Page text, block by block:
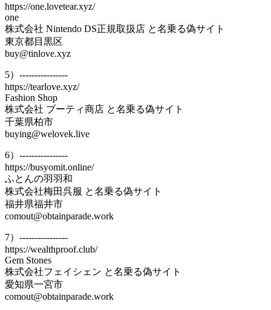
https://one.lovetear.xyz/
one
株式会社 Nintendo DS正規取扱店 と名乗る偽サイト
東京都目黒区
buy@tinlove.xyz
5）----------------
https://tearlove.xyz/
Fashion Shop
株式会社 ブーティ商店 と名乗る偽サイト
千葉県柏市
buying@welovek.live
6）----------------
https://busyomit.online/
ふとんの羽羽和
株式会社梅田呉服 と名乗る偽サイト
福井県福井市
comout@obtainparade.work
7）----------------
https://wealthproof.club/
Gem Stones
株式会社フェイシェン と名乗る偽サイト
愛知県一宮市
comout@obtainparade.work